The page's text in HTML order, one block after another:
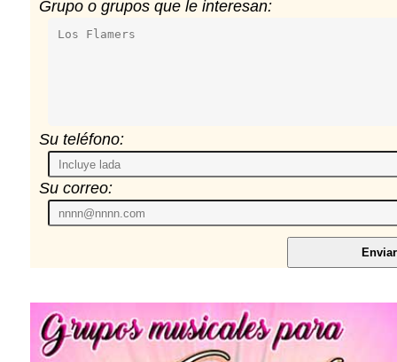
Grupo o grupos que le interesan:
Su teléfono:
Su correo: